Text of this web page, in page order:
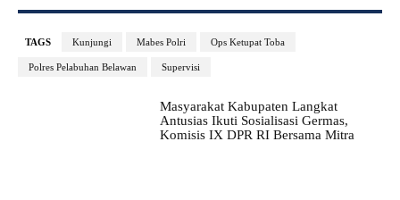
TAGS Kunjungi Mabes Polri Ops Ketupat Toba
Polres Pelabuhan Belawan Supervisi
Masyarakat Kabupaten Langkat
Antusias Ikuti Sosialisasi Germas,
Komisis IX DPR RI Bersama Mitra